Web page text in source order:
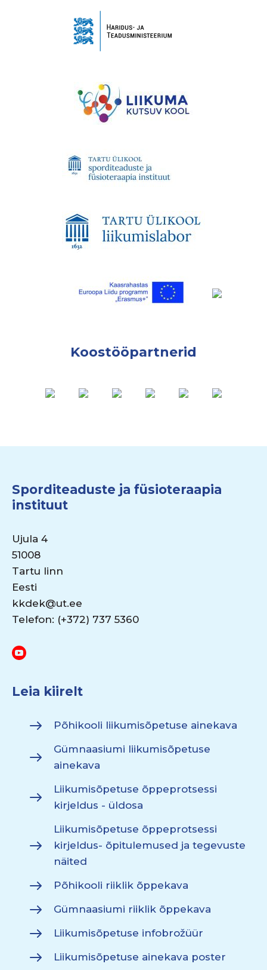
Koostööpartnerid
Sporditeaduste ja füsioteraapia
instituut
Ujula 4
51008
Tartu linn
Eesti
kkdek@ut.ee
Telefon: (+372) 737 5360
Leia kiirelt
Põhikooli liikumisõpetuse ainekava
Gümnaasiumi liikumisõpetuse
ainekava
Liikumisõpetuse õppeprotsessi
kirjeldus - üldosa
Liikumisõpetuse õppeprotsessi
kirjeldus- õpitulemused ja tegevuste
näited
Põhikooli riiklik õppekava
Gümnaasiumi riiklik õppekava
Liikumisõpetuse infobrožüür
Liikumisõpetuse ainekava poster